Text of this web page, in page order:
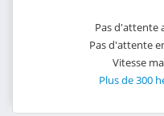
Pas d'attente
Pas d'attente
Vitesse
Plus de 300